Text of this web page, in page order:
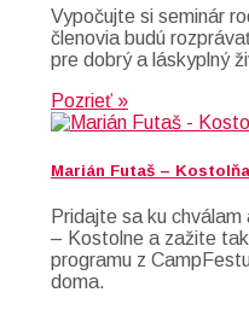
Vypočujte si seminár
členovia budú
pre dobrý a láskyplný
Pozrieť »
Marián Futaš – Kostolňa
Pridajte sa ku
– Kostolne a zažite
programu z
doma.